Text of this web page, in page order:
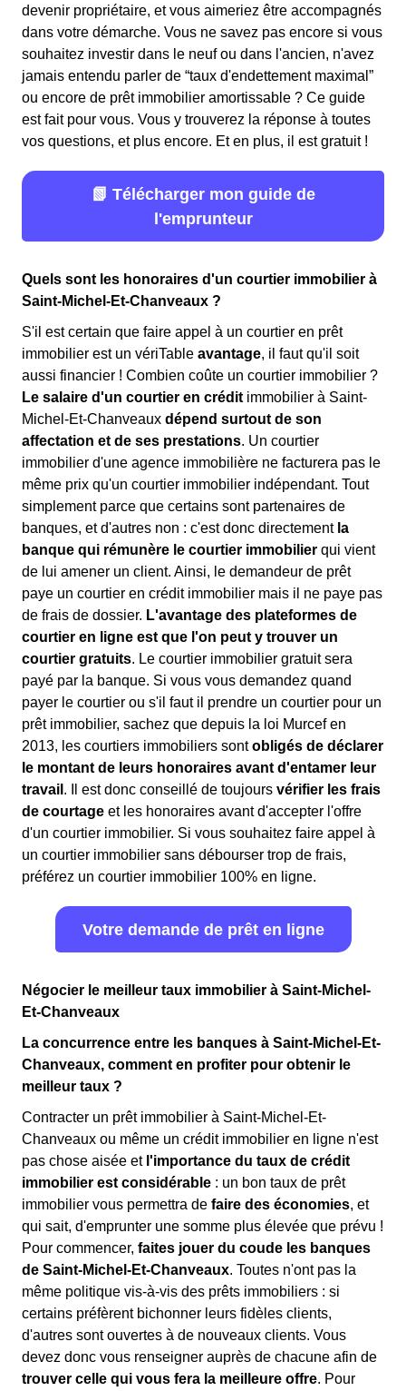
devenir propriétaire, et vous aimeriez être accompagnés
dans votre démarche. Vous ne savez pas encore si vous
souhaitez investir dans le neuf ou dans l'ancien, n'avez
jamais entendu parler de “taux d'endettement maximal”
ou encore de prêt immobilier amortissable ? Ce guide
est fait pour vous. Vous y trouverez la réponse à toutes
vos questions, et plus encore. Et en plus, il est gratuit !
📗 Télécharger mon guide de
l'emprunteur
Quels sont les honoraires d'un courtier immobilier à
Saint-Michel-Et-Chanveaux ?
S'il est certain que faire appel à un courtier en prêt
immobilier est un vériTable avantage, il faut qu'il soit
aussi financier ! Combien coûte un courtier immobilier ?
Le salaire d'un courtier en crédit immobilier à Saint-
Michel-Et-Chanveaux dépend surtout de son
affectation et de ses prestations. Un courtier
immobilier d'une agence immobilière ne facturera pas le
même prix qu'un courtier immobilier indépendant. Tout
simplement parce que certains sont partenaires de
banques, et d'autres non : c'est donc directement la
banque qui rémunère le courtier immobilier qui vient
de lui amener un client. Ainsi, le demandeur de prêt
paye un courtier en crédit immobilier mais il ne paye pas
de frais de dossier. L'avantage des plateformes de
courtier en ligne est que l'on peut y trouver un
courtier gratuits. Le courtier immobilier gratuit sera
payé par la banque. Si vous vous demandez quand
payer le courtier ou s'il faut il prendre un courtier pour un
prêt immobilier, sachez que depuis la loi Murcef en
2013, les courtiers immobiliers sontobligés de déclarer
le montant de leurs honoraires avant d'entamer leur
travail . Il est donc conseillé de toujours vérifier les frais
de courtage et les honoraires avant d'accepter l'offre
d'un courtier immobilier. Si vous souhaitez faire appel à
un courtier immobilier sans débourser trop de frais,
préférez un courtier immobilier 100% en ligne.
Votre demande de prêt en ligne
Négocier le meilleur taux immobilier à Saint-Michel-
Et-Chanveaux
La concurrence entre les banques à Saint-Michel-Et-
Chanveaux, comment en profiter pour obtenir le
meilleur taux ?
Contracter un prêt immobilier à Saint-Michel-Et-
Chanveaux ou même un crédit immobilier en ligne n'est
pas chose aisée et l'importance du taux de crédit
immobilier est considérable : un bon taux de prêt
immobilier vous permettra de faire des économies, et
qui sait, d'emprunter une somme plus élevée que prévu !
Pour commencer, faites jouer du coude les banques
de Saint-Michel-Et-Chanveaux. Toutes n'ont pas la
même politique vis-à-vis des prêts immobiliers : si
certains préfèrent bichonner leurs fidèles clients,
d'autres sont ouvertes à de nouveaux clients. Vous
devez donc vous renseigner auprès de chacune afin de
trouver celle qui vous fera la meilleure offre. Pour